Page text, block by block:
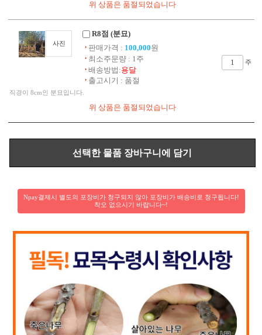
사진
R8점 (분묘)
판매가격 : 100,000원
최소주문량 : 1주
배송방법:용달
출고시기 : 품절
주
직경이 8cm인 분묘입니다.
Npay결제시 별도의 포장비가 청구되지 않아 포장비가 배송비로 청구됩니다!
착오 없으시기 바랍니다~!